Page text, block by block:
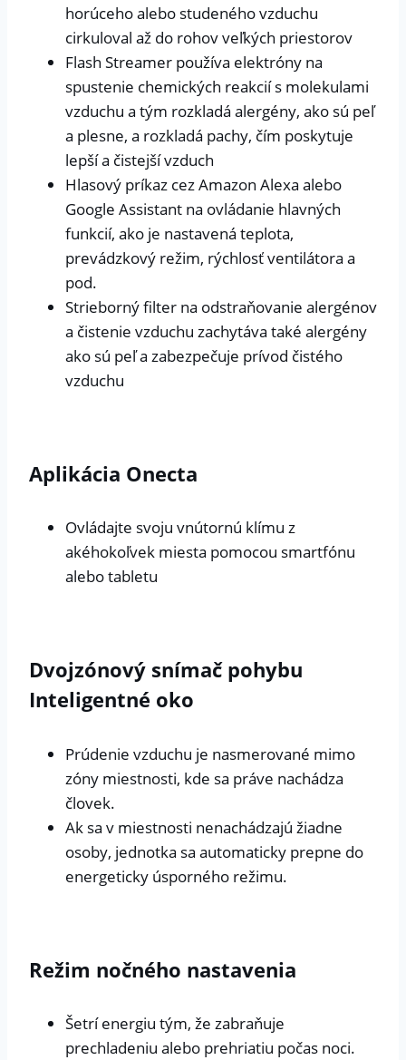
horúceho alebo studeného vzduchu
cirkuloval až do rohov veľkých priestorov
Flash Streamer používa elektróny na
spustenie chemických reakcií s molekulami
vzduchu a tým rozkladá alergény, ako sú peľ
a plesne, a rozkladá pachy, čím poskytuje
lepší a čistejší vzduch
Hlasový príkaz cez Amazon Alexa alebo
Google Assistant na ovládanie hlavných
funkcií, ako je nastavená teplota,
prevádzkový režim, rýchlosť ventilátora a
pod.
Strieborný filter na odstraňovanie alergénov
a čistenie vzduchu zachytáva také alergény
ako sú peľ a zabezpečuje prívod čistého
vzduchu
Aplikácia Onecta
Ovládajte svoju vnútornú klímu z
akéhokoľvek miesta pomocou smartfónu
alebo tabletu
Dvojzónový snímač pohybu
Inteligentné oko
Prúdenie vzduchu je nasmerované mimo
zóny miestnosti, kde sa práve nachádza
človek.
Ak sa v miestnosti nenachádzajú žiadne
osoby, jednotka sa automaticky prepne do
energeticky úsporného režimu.
Režim nočného nastavenia
Šetrí energiu tým, že zabraňuje
prechladeniu alebo prehriatiu počas noci.